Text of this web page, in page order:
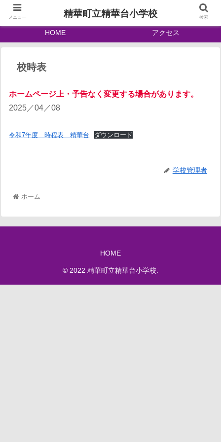
HOME アクセス
校時表
ホームページ上・予告なく変更する場合があります。
2025／04／08
令和7年度 時程表 精華台 ダウンロード
学校管理者
ホーム
HOME
© 2022 精華町立精華台小学校.
メニュー 精華町立精華台小学校 検索